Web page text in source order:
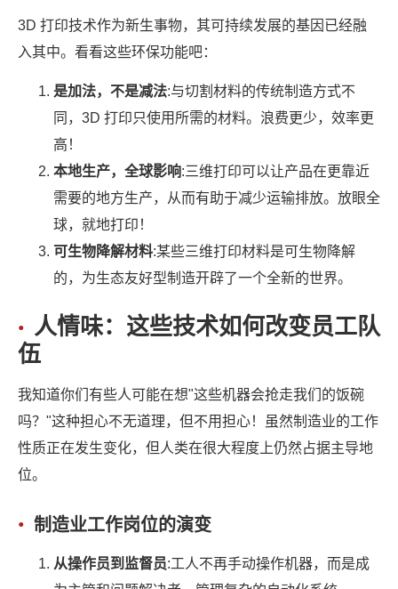
3D 打印技术作为新生事物，其可持续发展的基因已经融
入其中。看看这些环保功能吧：
是加法，不是减法:与切割材料的传统制造方式不
同，3D 打印只使用所需的材料。浪费更少，效率更
高！
本地生产，全球影响:三维打印可以让产品在更靠近
需要的地方生产，从而有助于减少运输排放。放眼全
球，就地打印！
可生物降解材料:某些三维打印材料是可生物降解
的，为生态友好型制造开辟了一个全新的世界。
人情味：这些技术如何改变员工队
伍
我知道你们有些人可能在想"这些机器会抢走我们的饭碗
吗？"这种担心不无道理，但不用担心！虽然制造业的工作
性质正在发生变化，但人类在很大程度上仍然占据主导地
位。
制造业工作岗位的演变
从操作员到监督员:工人不再手动操作机器，而是成